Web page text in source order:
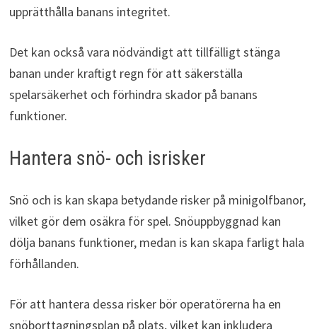
upprätthålla banans integritet.
Det kan också vara nödvändigt att tillfälligt stänga
banan under kraftigt regn för att säkerställa
spelarsäkerhet och förhindra skador på banans
funktioner.
Hantera snö- och isrisker
Snö och is kan skapa betydande risker på minigolfbanor,
vilket gör dem osäkra för spel. Snöuppbyggnad kan
dölja banans funktioner, medan is kan skapa farligt hala
förhållanden.
För att hantera dessa risker bör operatörerna ha en
snöborttagningsplan på plats, vilket kan inkludera